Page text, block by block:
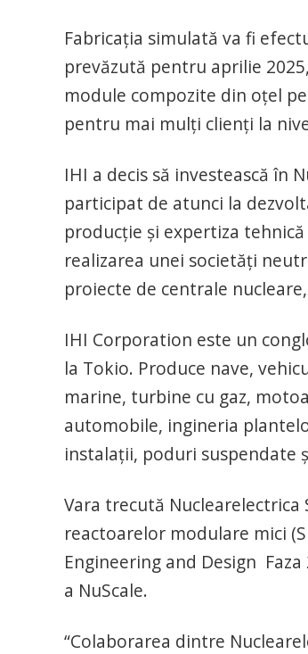
Fabricația simulată va fi
prevăzută pentru aprilie
module compozite din oțel
pentru mai mulți clienți la
IHI a decis să investească în
participat de atunci la
producție și expertiza
realizarea unei societăți
proiecte de centrale
IHI Corporation este un
la Tokio. Produce nave,
marine, turbine cu gaz,
automobile, ingineria
instalații, poduri suspendate
Vara trecută Nuclearelectrica
reactoarelor modulare mici
Engineering and Design
a NuScale.
“Colaborarea dintre